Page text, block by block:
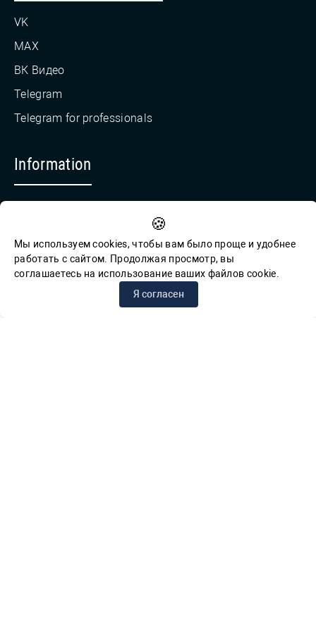
VK
MAX
ВК Видео
Telegram
Telegram for professionals
Information
Feedback for reports of corruption
© СПб ГБУК ГСЦБС, 2012-2026 гг.
🍪
Мы используем cookies, чтобы вам было проще и удобнее
работать с сайтом. Продолжая просмотр, вы
соглашаетесь на использование ваших файлов cookie.
Я согласен